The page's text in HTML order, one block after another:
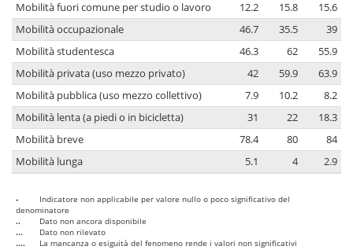
Mobilità fuori comune per studio o lavoro
12.2 15.8
15.6
Mobilità occupazionale
46.7 35.5
39
Mobilità studentesca
46.3 62
55.9
Mobilità privata (uso mezzo privato)
42 59.9
63.9
Mobilità pubblica (uso mezzo collettivo)
7.9 10.2
8.2
Mobilità lenta (a piedi o in bicicletta)
31 22
18.3
Mobilità breve
78.4 80
84
Mobilità lunga
5.1 4 2.9
-
Indicatore non applicabile per valore nullo o poco significativo del
denominatore
..
Dato non ancora disponibile
...
Dato non rilevato
....
La mancanza o esiguità del fenomeno rende i valori non significativi